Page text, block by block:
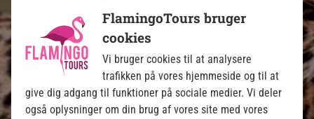
Fakta om Peru
Lima
Spansk, quechua og aymara
FlamingoTours bruger
cookies
Vi bruger cookies til at analysere
trafikken på vores hjemmeside og til at
give dig adgang til funktioner på sociale medier. Vi deler
også oplysninger om din brug af vores site med vores